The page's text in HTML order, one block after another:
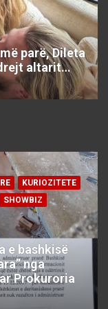
parë, Dileta
altarit…
KURIOZITETE
SHOWBIZ
e bashkisë
nga
Prokuroria